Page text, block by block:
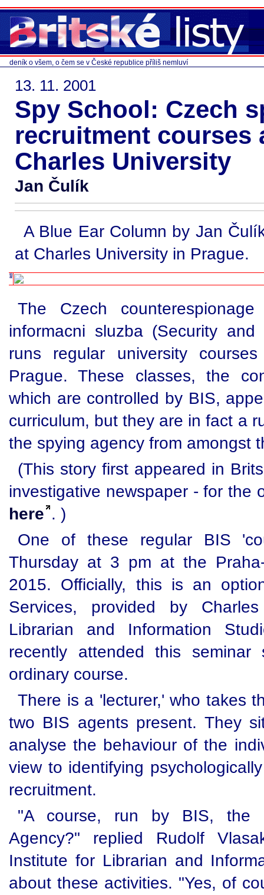
deník o všem, o čem se v České republice příliš nemluví
13. 11. 2001
Spy School: Czech
recruitment courses
Charles University
Jan Čulík
A Blue Ear Column by Jan
at Charles University in Prague.
The Czech
informacni sluzba (Security and
runs regular university
Prague. These classes, the
which are controlled by BIS,
curriculum, but they are in fact a
the spying agency from amongst
(This story first appeared in
investigative newspaper - for the
here . )
One of these regular BIS
Thursday at 3 pm at the
2015. Officially, this is an
Services, provided by
Librarian and Information
recently attended this
ordinary course.
There is a 'lecturer,' who takes
two BIS agents present. They
analyse the behaviour of the
view to identifying
recruitment.
"A course, run by BIS, the
Agency?" replied Rudolf
Institute for Librarian and
about these activities. "Yes, of